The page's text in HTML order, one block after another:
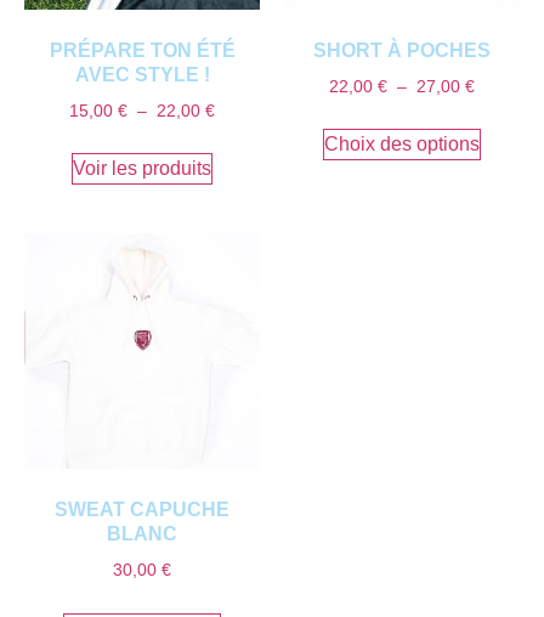
PRÉPARE TON ÉTÉ
AVEC STYLE !
15,00 € – 22,00 €
Voir les produits
SHORT À POCHES
22,00 € – 27,00 €
Choix des options
SWEAT CAPUCHE
BLANC
30,00 €